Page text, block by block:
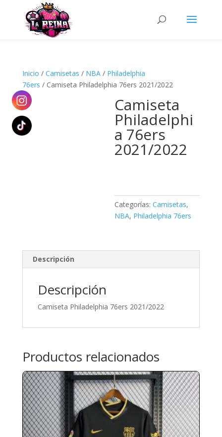
Búsqueda
productos
Inicio / Camisetas / NBA/ Philadelphia
76ers / Camiseta Philadelphia 76ers 2021/2022
Camiseta
Philadelphi
a 76ers
2021/2022
Categorías:Camisetas,
NBA, Philadelphia 76ers
Descripción
Descripción
Camiseta Philadelphia 76ers 2021/2022
Productos relacionados